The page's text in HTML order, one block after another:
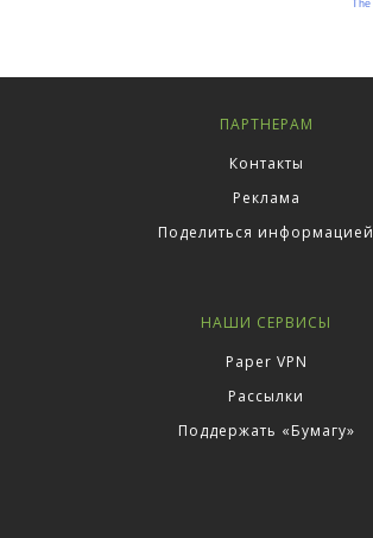
ПАРТНЕРАМ
Контакты
Реклама
Поделиться информацией
НАШИ СЕРВИСЫ
Paper VPN
Рассылки
Поддержать «Бумагу»